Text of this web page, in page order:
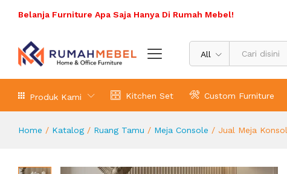
Belanja Furniture Apa Saja Hanya Di Rumah Mebel!
All
Produk Kami Kitchen Set Custom Furniture
Home / Katalog / Ruang Tamu / Meja Console / Jual Meja
Deskripsi Produk